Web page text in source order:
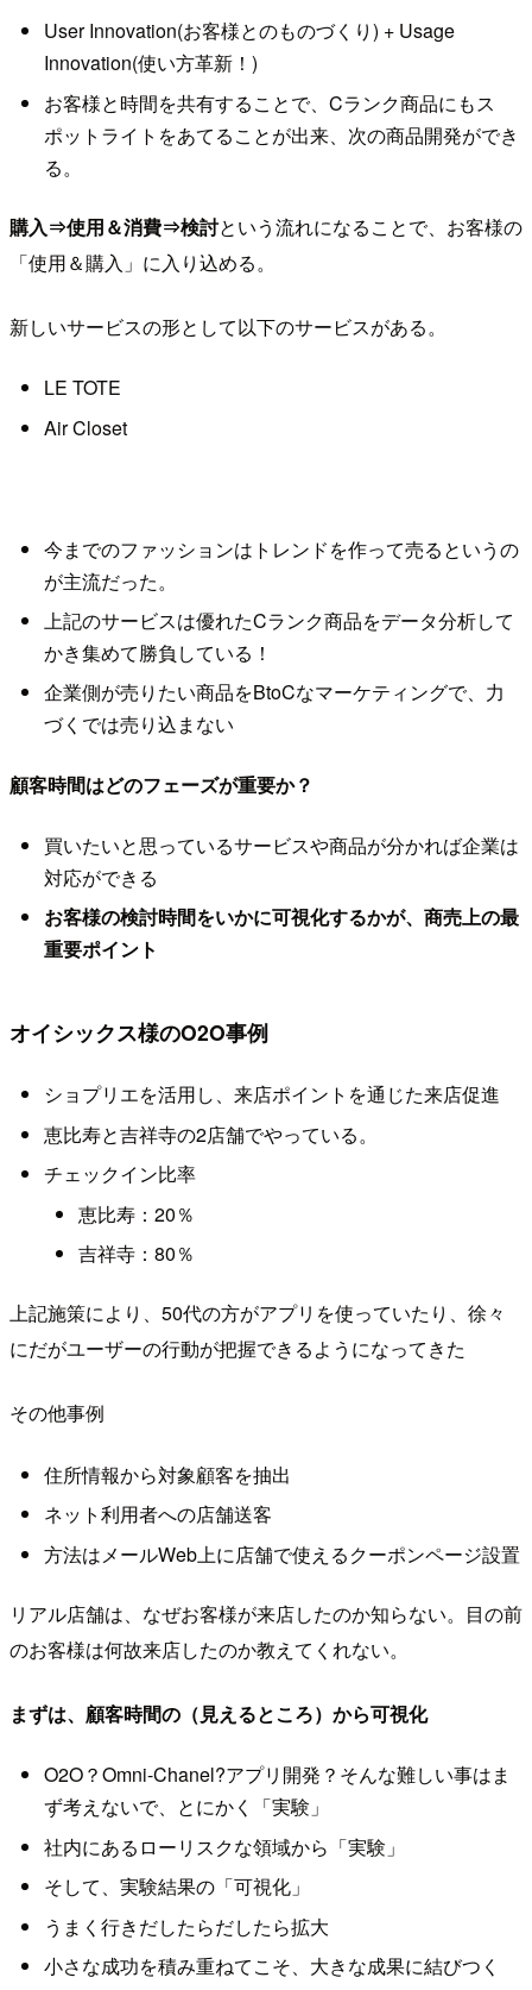
User Innovation(お客様とのものづくり) + Usage
Innovation(使い方革新！)
お客様と時間を共有することで、Cランク商品にもス
ポットライトをあてることが出来、次の商品開発ができ
る。
購入⇒使用＆消費⇒検討という流れになることで、お客様の
「使用＆購入」に入り込める。
新しいサービスの形として以下のサービスがある。
LE TOTE
Air Closet
今までのファッションはトレンドを作って売るというの
が主流だった。
上記のサービスは優れたCランク商品をデータ分析して
かき集めて勝負している！
企業側が売りたい商品をBtoCなマーケティングで、力
づくでは売り込まない
顧客時間はどのフェーズが重要か？
買いたいと思っているサービスや商品が分かれば企業は
対応ができる
お客様の検討時間をいかに可視化するかが、商売上の最
重要ポイント
オイシックス様のO2O事例
ショプリエを活用し、来店ポイントを通じた来店促進
恵比寿と吉祥寺の2店舗でやっている。
チェックイン比率
恵比寿：20％
吉祥寺：80％
上記施策により、50代の方がアプリを使っていたり、徐々
にだがユーザーの行動が把握できるようになってきた
その他事例
住所情報から対象顧客を抽出
ネット利用者への店舗送客
方法はメールWeb上に店舗で使えるクーポンページ設置
リアル店舗は、なぜお客様が来店したのか知らない。目の前
のお客様は何故来店したのか教えてくれない。
まずは、顧客時間の（見えるところ）から可視化
O2O？Omni-Chanel?アプリ開発？そんな難しい事はま
ず考えないで、とにかく「実験」
社内にあるローリスクな領域から「実験」
そして、実験結果の「可視化」
うまく行きだしたらだしたら拡大
小さな成功を積み重ねてこそ、大きな成果に結びつく